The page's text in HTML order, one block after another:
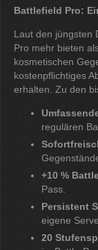
Battlefield Pro:
Laut den jüngsten
Pro mehr bieten
kosmetischen
kostenpflichtiges
erhalten. Zu den
regulären
+10 %
Pass.
Persistent
eigene
20